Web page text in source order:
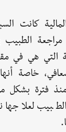
كانت
مراجعة
التي هي في
خاصة
فترة بشكل
لعلاجها